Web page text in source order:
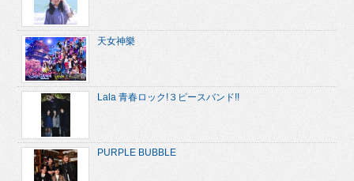
天女神樂
Lala 青春ロック!３ピースバンド!!
PURPLE BUBBLE